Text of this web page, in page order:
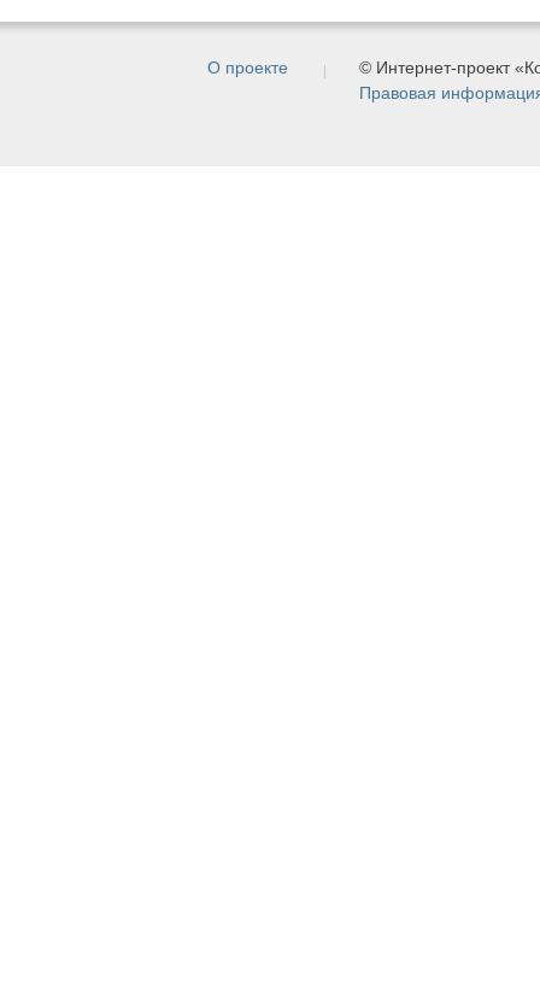
О проекте
© Интернет-проект
Правовая